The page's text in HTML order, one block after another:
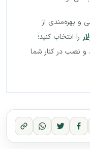
و بهره‌مندی از
را انتخاب کنید؛
و نصب در کنار شما